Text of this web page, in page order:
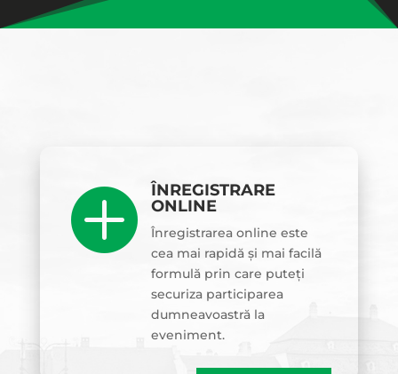

ÎNREGISTRARE
ONLINE
Înregistrarea online este
cea mai rapidă și mai facilă
formulă prin care puteți
securiza participarea
dumneavoastră la
eveniment.